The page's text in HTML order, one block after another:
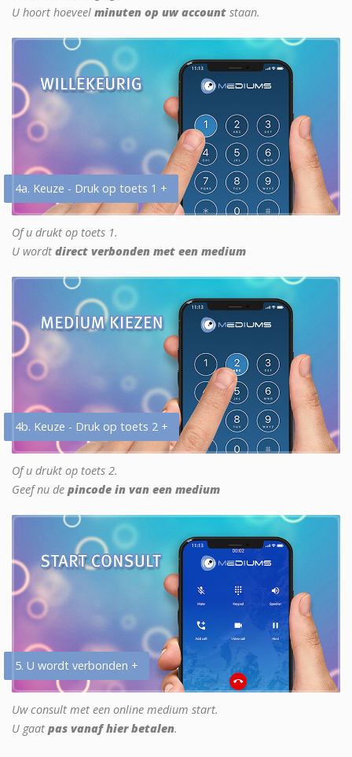
U hoort hoeveel minuten op uw account staan.
4a. Keuze - Druk op toets 1 +
Of u drukt op toets 1.
U wordt direct verbonden met een medium
4b. Keuze - Druk op toets 2 +
Of u drukt op toets 2.
Geef nu de pincode in van een medium
5. U wordt verbonden +
Uw consult met een online medium start.
U gaat pas vanaf hier betalen.